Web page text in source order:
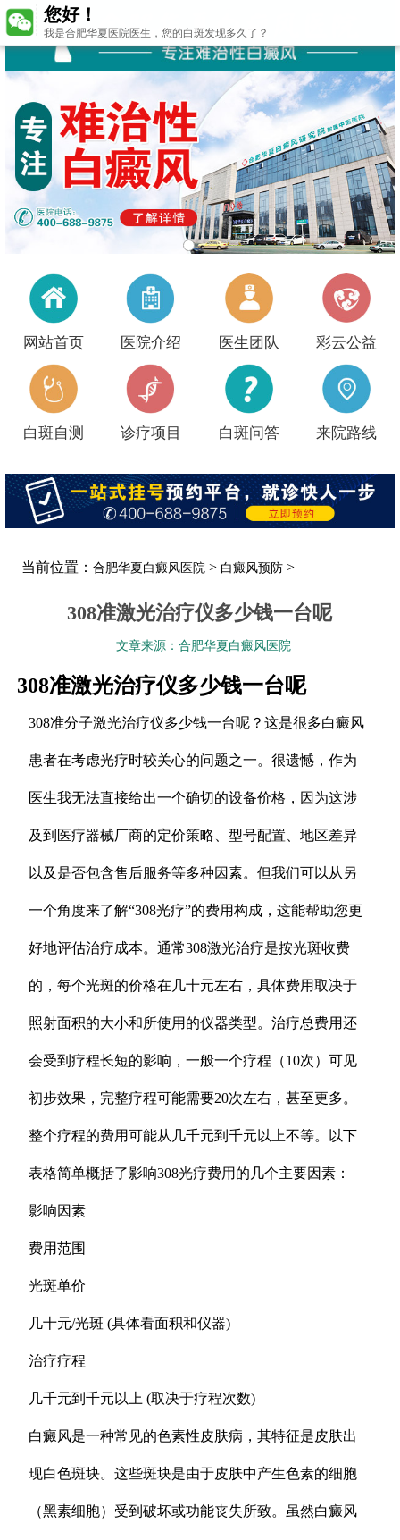
网站首页 医院介绍 医生团队 彩云公益
白斑自测 诊疗项目 白斑问答 来院路线
当前位置：合肥华夏白癜风医院 > 白癜风预防 >
308准激光治疗仪多少钱一台呢
文章来源：合肥华夏白癜风医院
308准激光治疗仪多少钱一台呢
308准分子激光治疗仪多少钱一台呢？这是很多白癜风
患者在考虑光疗时较关心的问题之一。很遗憾，作为
医生我无法直接给出一个确切的设备价格，因为这涉
及到医疗器械厂商的定价策略、型号配置、地区差异
以及是否包含售后服务等多种因素。但我们可以从另
一个角度来了解“308光疗”的费用构成，这能帮助您更
好地评估治疗成本。通常308激光治疗是按光斑收费
的，每个光斑的价格在几十元左右，具体费用取决于
照射面积的大小和所使用的仪器类型。治疗总费用还
会受到疗程长短的影响，一般一个疗程（10次）可见
初步效果，完整疗程可能需要20次左右，甚至更多。
整个疗程的费用可能从几千元到千元以上不等。以下
表格简单概括了影响308光疗费用的几个主要因素：
影响因素
费用范围
光斑单价
几十元/光斑 (具体看面积和仪器)
治疗疗程
几千元到千元以上 (取决于疗程次数)
白癜风是一种常见的色素性皮肤病，其特征是皮肤出
现白色斑块。这些斑块是由于皮肤中产生色素的细胞
（黑素细胞）受到破坏或功能丧失所致。虽然白癜风
您好！
我是合肥华夏医院医生，您的白斑发现多久了？